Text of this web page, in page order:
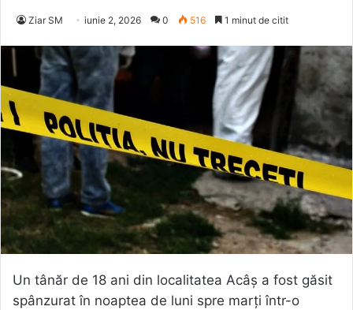
Ziar SM iunie 2, 2026 0 516 1 minut de citit
Un tânăr de 18 ani din localitatea Acâș a fost găsit
spânzurat în noaptea de luni spre marți într-o